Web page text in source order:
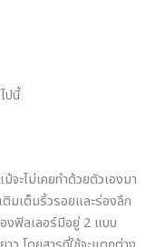
ปนี้
จะไม่เคยทำด้วยตัวเองมา
มเต็มริ้วรอยและร่องลึก
งฟิลเลอร์มีอยู่ 2 แบบ